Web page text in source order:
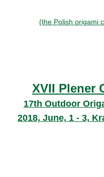
(the Polish origami
XVII Plener
17th Outdoor
2018, June, 1 - 3,